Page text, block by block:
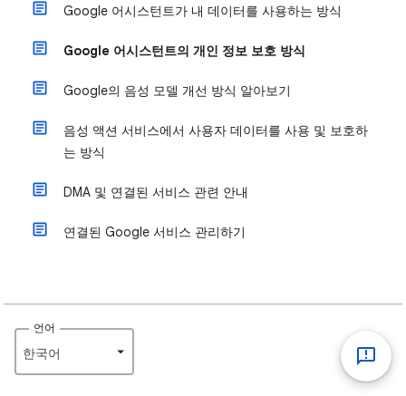
Google 어시스턴트가 내 데이터를 사용하는 방식
Google 어시스턴트의 개인 정보 보호 방식
Google의 음성 모델 개선 방식 알아보기
음성 액션 서비스에서 사용자 데이터를 사용 및 보호하
는 방식
DMA 및 연결된 서비스 관련 안내
연결된 Google 서비스 관리하기
언어
한국어‎